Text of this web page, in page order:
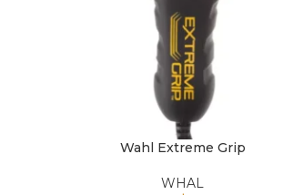
AÑADIR AL CARRITOWahl Extreme Grip
WHAL